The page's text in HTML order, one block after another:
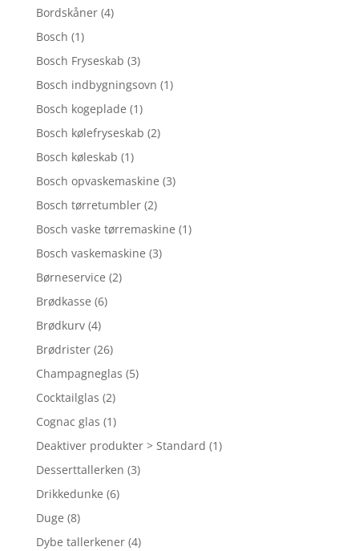
Bordskåner (4)
Bosch (1)
Bosch Fryseskab (3)
Bosch indbygningsovn (1)
Bosch kogeplade (1)
Bosch kølefryseskab (2)
Bosch køleskab (1)
Bosch opvaskemaskine (3)
Bosch tørretumbler (2)
Bosch vaske tørremaskine (1)
Bosch vaskemaskine (3)
Børneservice (2)
Brødkasse (6)
Brødkurv (4)
Brødrister (26)
Champagneglas (5)
Cocktailglas (2)
Cognac glas (1)
Deaktiver produkter > Standard (1)
Desserttallerken (3)
Drikkedunke (6)
Duge (8)
Dybe tallerkener (4)